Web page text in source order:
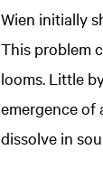
Wien initially
This problem
looms. Little
emergence of
dissolve in